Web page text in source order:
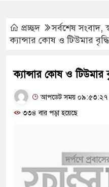
প্রচ্ছদ সর্বশেষ সংবাদ,
ক্যান্সার কোষ ও টিউমার
ক্যান্সার কোষ ও
আপডেট সময় ০৯:৫৩:২৭
৩৩৪ বার পড়া হয়েছে